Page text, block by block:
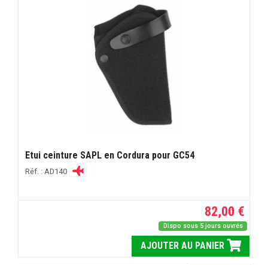
Etui ceinture SAPL en Cordura pour GC54
Réf. : AD140
82,00 €
Dispo sous 5 jours ouvrés
AJOUTER AU PANIER